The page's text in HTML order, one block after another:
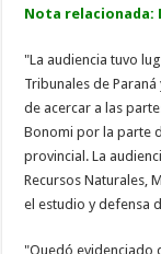
Nota relacionada:
"La audiencia tuvo
Tribunales de
de acercar a las
Bonomi por la parte
provincial. La
Recursos Naturales,
el estudio y defensa
"Quedó evidenciado